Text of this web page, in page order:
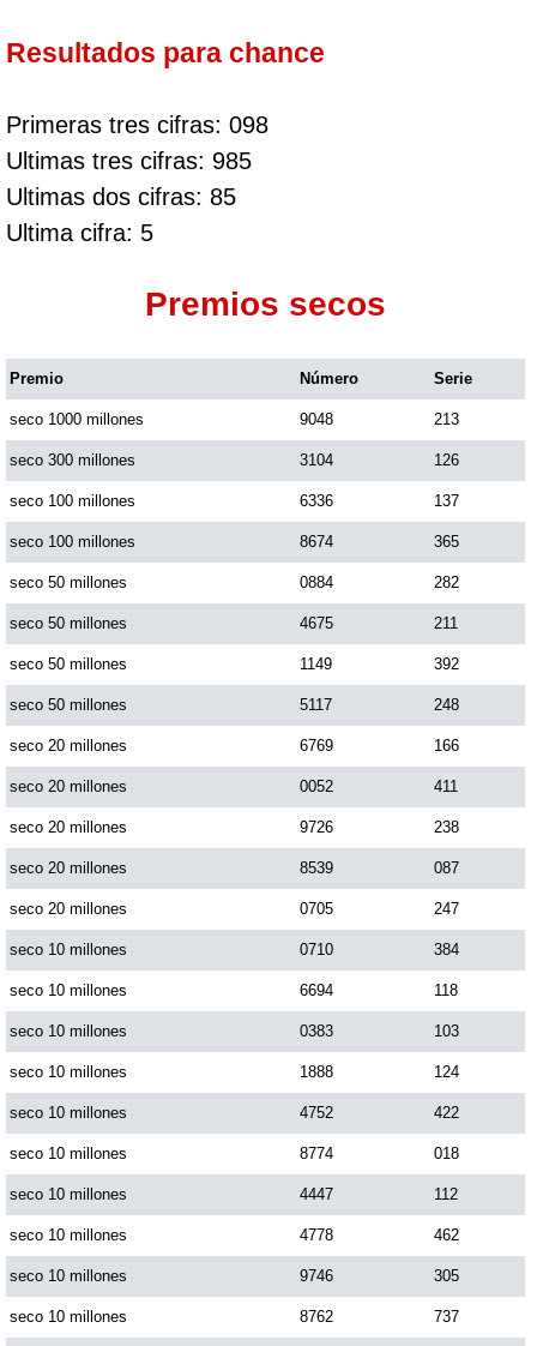
Resultados para chance
Primeras tres cifras: 098
Ultimas tres cifras: 985
Ultimas dos cifras: 85
Ultima cifra: 5
Premios secos
Premio Número Serie
seco 1000 millones 9048 213
seco 300 millones 3104 126
seco 100 millones 6336 137
seco 100 millones 8674 365
seco 50 millones 0884 282
seco 50 millones 4675 211
seco 50 millones 1149 392
seco 50 millones 5117 248
seco 20 millones 6769 166
seco 20 millones 0052 411
seco 20 millones 9726 238
seco 20 millones 8539 087
seco 20 millones 0705 247
seco 10 millones 0710 384
seco 10 millones 6694 118
seco 10 millones 0383 103
seco 10 millones 1888 124
seco 10 millones 4752 422
seco 10 millones 8774 018
seco 10 millones 4447 112
seco 10 millones 4778 462
seco 10 millones 9746 305
seco 10 millones 8762 737